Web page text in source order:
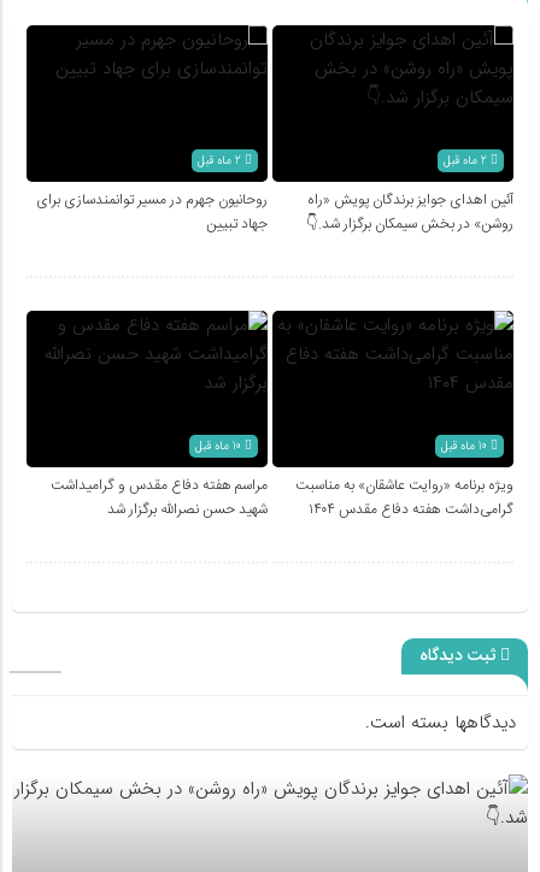
2 ماه قبل
آئین اهدای جوایز برندگان پویش «راه
روشن» در بخش سیمکان برگزار شد.👇
روحانیون جهرم در مسیر توانمندسازی برای
جهاد تبیین
ویژه برنامه «روایت عاشقان» به مناسبت
گرامی‌داشت هفته دفاع مقدس ۱۴۰۴
مراسم هفته دفاع مقدس و گرامیداشت
شهید حسن نصرالله برگزار شد
ثبت دیدگاه
دیدگاهها بسته است.